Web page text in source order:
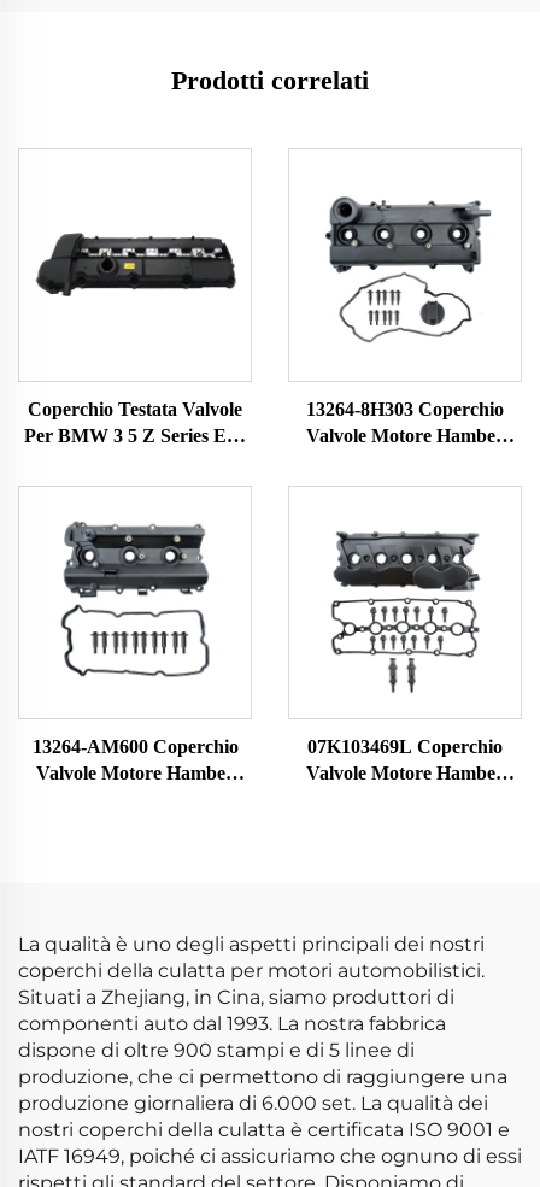
Prodotti correlati
Coperchio Testata Valvole
Per BMW 3 5 Z Series E36
E37 E38 Z3 11121703341
13264-8H303 Coperchio
Valvole Motore Hamber
Camera Rocker Adatto per
132648H301 132648H300
13264-AM600 Coperchio
Valvole Motore Hamber
07K103469L Coperchio
Valvole Motore Hamber
La qualità è uno degli aspetti principali dei nostri
coperchi della culatta per motori automobilistici.
Situati a Zhejiang, in Cina, siamo produttori di
componenti auto dal 1993. La nostra fabbrica
dispone di oltre 900 stampi e di 5 linee di
produzione, che ci permettono di raggiungere una
produzione giornaliera di 6.000 set. La qualità dei
nostri coperchi della culatta è certificata ISO 9001 e
IATF 16949, poiché ci assicuriamo che ognuno di essi